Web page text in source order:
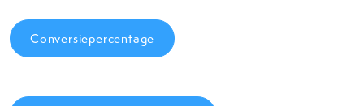
Conversiepercentage